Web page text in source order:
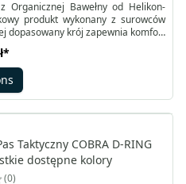
Organicznej Bawełny od Helikon-
produkt wykonany z surowców
dopasowany krój zapewnia komfort
sprawdzi się jako warstwa
zestawach
w chłodne dni, gdy można
Rogue Hoodie lub Urban Tactical
*
Taktyczny COBRA D-RING
dostępne kolory
0